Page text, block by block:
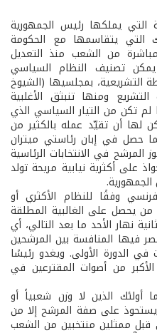
التي يملكها رئيس الجمهورية
التي يتقاسمها مع الحكومة
من الشعب منذ التعديل
1962، فإنه لا يمكن تصنيف النظام السياسي
التشريعية، بمجلسيها (الشيوخ
ومنها تنبثق الأغلبية
لم تكن من التيار السياسي الذي
لها أن تقيّد عمله بالكثير من
حصل في إبان رئاستي ميتران
في الانتخابات الرئاسية
على أكثرية نيابية مريحة تولد
وفقًا للنظام الأكثري أو
من يحصل على الغالبية المطلقة
نهار الأحد ما بعد التالي، أي
فيها المنافسة بين المرشحين
في الدورة الأولى. ويغدو رئيسًا
من أصوات المقترعين في
أولئك الذين لا وزن شعبياً أو
على صفة المرشح إلا من
ممثلين منتخبين من الشعب